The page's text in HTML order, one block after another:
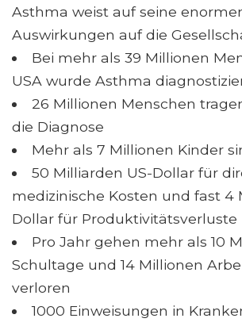
Asthma weist auf seine
Auswirkungen auf die
Bei mehr als 39 Millionen
USA wurde Asthma
26 Millionen Menschen
die Diagnose
Mehr als 7 Millionen Kinder
50 Milliarden US-Dollar für
medizinische Kosten und fast 4
Dollar für Produktivitätsverluste
Pro Jahr gehen mehr als 10
Schultage und 14 Millionen
verloren
1000 Einweisungen in